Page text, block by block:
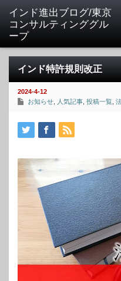
インド進出ブログ/東京
コンサルティンググル
ープ
インド特許規則改正
2024-4-12
お知らせ
人気記事 投稿一覧